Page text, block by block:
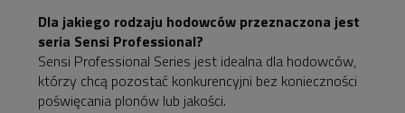
Dla jakiego rodzaju hodowców przeznaczona jest
seria Sensi Professional?
Sensi Professional Series jest idealna dla hodowców,
którzy chcą pozostać konkurencyjni bez konieczności
poświęcania plonów lub jakości.